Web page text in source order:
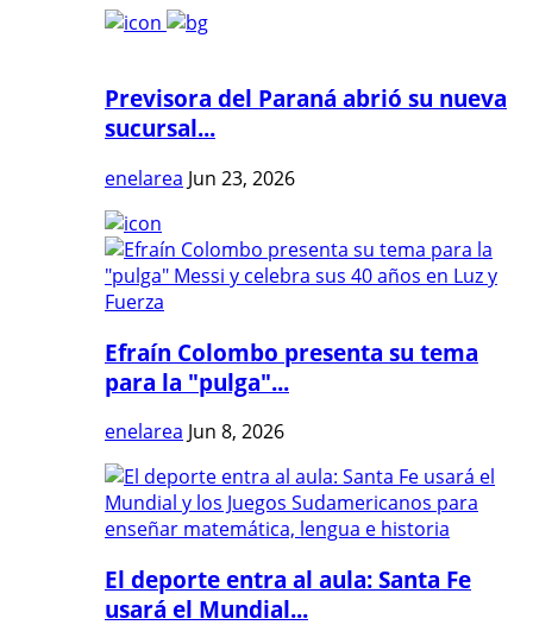
Previsora del Paraná abrió su nueva
sucursal...
enelarea Jun 23, 2026
Efraín Colombo presenta su tema
para la "pulga"...
enelarea Jun 8, 2026
El deporte entra al aula: Santa Fe
usará el Mundial...